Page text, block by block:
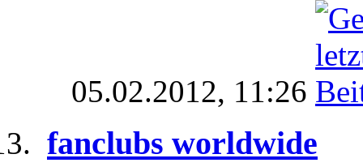
05.02.2012, 11:26
fanclubs worldwide